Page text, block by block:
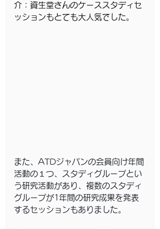
介：資生堂さんのケーススタディセ
ッションもとても大人気でした。
また、ATDジャパンの会員向け年間
活動の１つ、スタディグループとい
う研究活動があり、複数のスタディ
グループが1年間の研究成果を発表
するセッションもありました。